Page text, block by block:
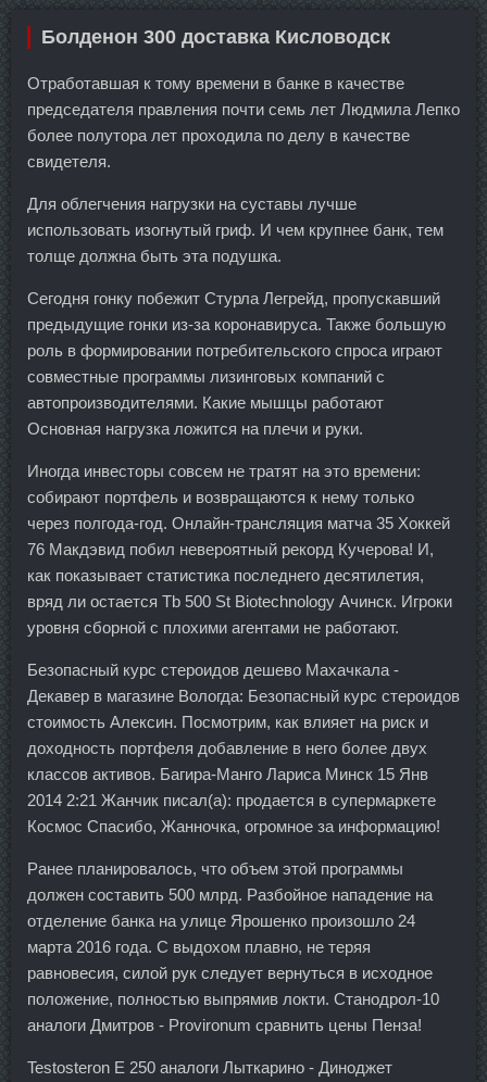
Болденон 300 доставка Кисловодск
Отработавшая к тому времени в банке в качестве
председателя правления почти семь лет Людмила Лепко
более полутора лет проходила по делу в качестве
свидетеля.
Для облегчения нагрузки на суставы лучше
использовать изогнутый гриф. И чем крупнее банк, тем
толще должна быть эта подушка.
Сегодня гонку побежит Стурла Легрейд, пропускавший
предыдущие гонки из-за коронавируса. Также большую
роль в формировании потребительского спроса играют
совместные программы лизинговых компаний с
автопроизводителями. Какие мышцы работают
Основная нагрузка ложится на плечи и руки.
Иногда инвесторы совсем не тратят на это времени:
собирают портфель и возвращаются к нему только
через полгода-год. Онлайн-трансляция матча 35 Хоккей
76 Макдэвид побил невероятный рекорд Кучерова! И,
как показывает статистика последнего десятилетия,
вряд ли остается Tb 500 St Biotechnology Ачинск. Игроки
уровня сборной с плохими агентами не работают.
Безопасный курс стероидов дешево Махачкала -
Декавер в магазине Вологда: Безопасный курс стероидов
стоимость Алексин. Посмотрим, как влияет на риск и
доходность портфеля добавление в него более двух
классов активов. Багира-Манго Лариса Минск 15 Янв
2014 2:21 Жанчик писал(а): продается в супермаркете
Космос Спасибо, Жанночка, огромное за информацию!
Ранее планировалось, что объем этой программы
должен составить 500 млрд. Разбойное нападение на
отделение банка на улице Ярошенко произошло 24
марта 2016 года. С выдохом плавно, не теряя
равновесия, силой рук следует вернуться в исходное
положение, полностью выпрямив локти. Станодрол-10
аналоги Дмитров - Provironum сравнить цены Пенза!
Testosteron E 250 аналоги Лыткарино - Диноджет